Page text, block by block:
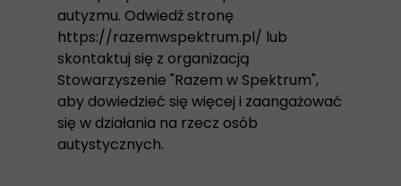
autyzmu. Odwiedź stronę
https://razemwspektrum.pl/ lub
skontaktuj się z organizacją
Stowarzyszenie "Razem w Spektrum",
aby dowiedzieć się więcej i zaangażować
się w działania na rzecz osób
autystycznych.